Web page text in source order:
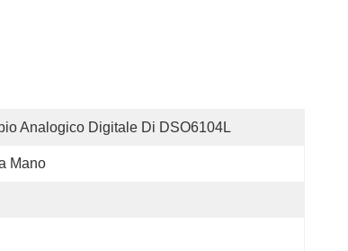
Analogico Digitale Di DSO6104L
Mano